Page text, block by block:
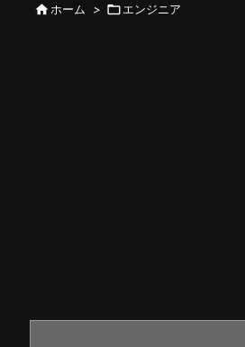
 ホーム > エンジニア